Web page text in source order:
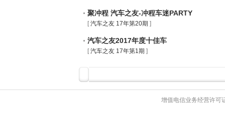
聚冲程 汽车之友-冲程车迷PARTY
[汽车之友 17年第20期 ]
汽车之友2017年度十佳车
[汽车之友 17年第1期 ]
增值电信业务经营许